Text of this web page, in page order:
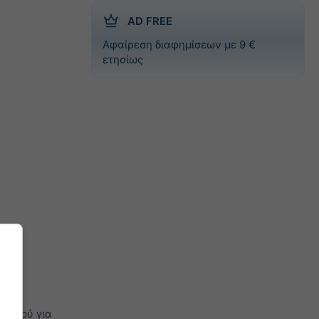
AD FREE
Αφαίρεση διαφημίσεων με 9 €
ετησίως
για